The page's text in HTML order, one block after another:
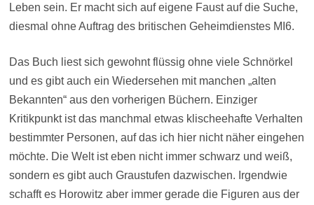
Leben sein. Er macht sich auf eigene Faust auf die Suche,
diesmal ohne Auftrag des britischen Geheimdienstes MI6.
Das Buch liest sich gewohnt flüssig ohne viele Schnörkel
und es gibt auch ein Wiedersehen mit manchen „alten
Bekannten“ aus den vorherigen Büchern. Einziger
Kritikpunkt ist das manchmal etwas klischeehafte Verhalten
bestimmter Personen, auf das ich hier nicht näher eingehen
möchte. Die Welt ist eben nicht immer schwarz und weiß,
sondern es gibt auch Graustufen dazwischen. Irgendwie
schafft es Horowitz aber immer gerade die Figuren aus der